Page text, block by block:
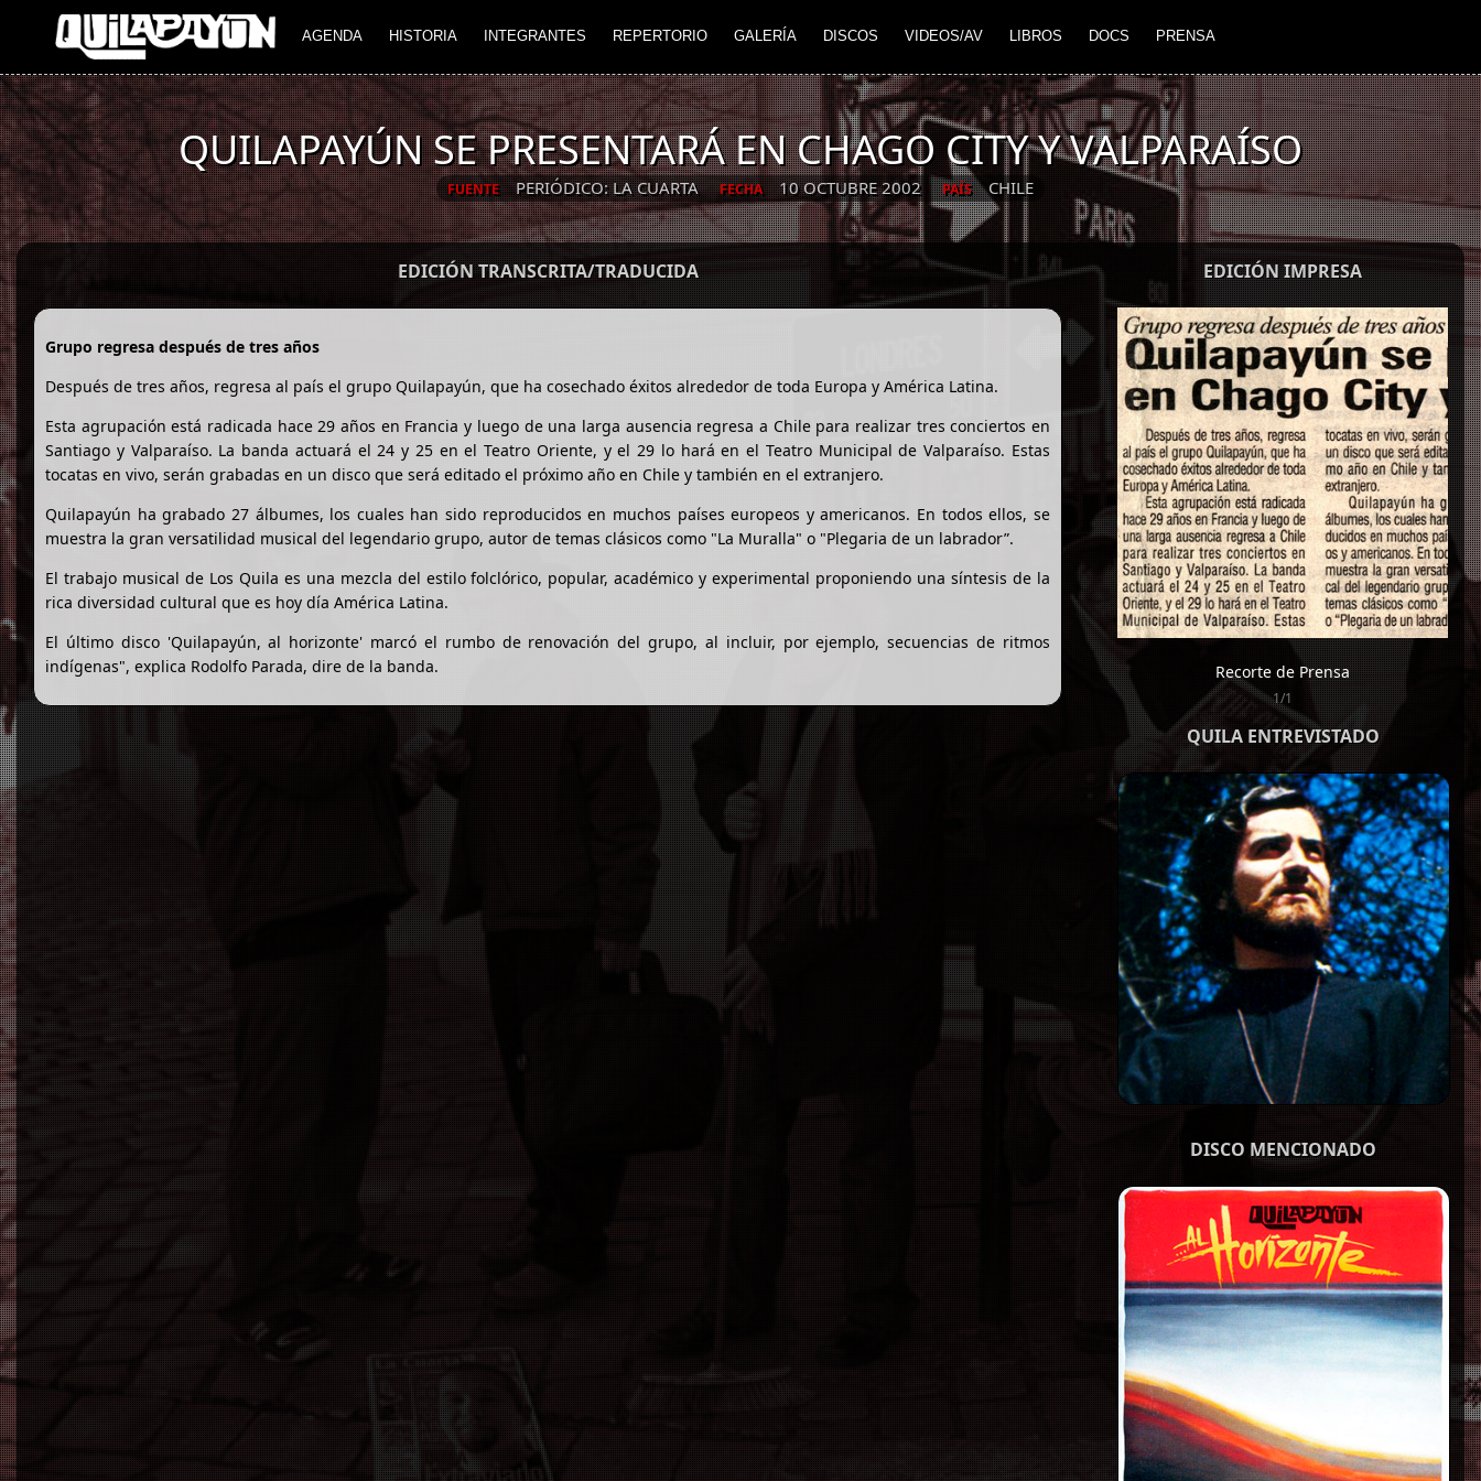
AGENDA HISTORIA INTEGRANTES REPERTORIO GALERÍA DISCOS VIDEOS/AV LIBROS DOCS PRENSA
QUILAPAYÚN SE PRESENTARÁ EN CHAGO CITY Y VALPARAÍSO
FUENTE PERIÓDICO: LA CUARTA FECHA 10 OCTUBRE 2002 PAÍS CHILE
EDICIÓN TRANSCRITA/TRADUCIDA
Grupo regresa después de tres años
Después de tres años, regresa al país el grupo Quilapayún, que ha cosechado éxitos alrededor de toda Europa y América Latina.
Esta agrupación está radicada hace 29 años en Francia y luego de una larga ausencia regresa a Chile para realizar tres conciertos en
Santiago y Valparaíso. La banda actuará el 24 y 25 en el Teatro Oriente, y el 29 lo hará en el Teatro Municipal de Valparaíso. Estas
tocatas en vivo, serán grabadas en un disco que será editado el próximo año en Chile y también en el extranjero.
Quilapayún ha grabado 27 álbumes, los cuales han sido reproducidos en muchos países europeos y americanos. En todos ellos, se
muestra la gran versatilidad musical del legendario grupo, autor de temas clásicos como "La Muralla" o "Plegaria de un labrador”.
El trabajo musical de Los Quila es una mezcla del estilo folclórico, popular, académico y experimental proponiendo una síntesis de la
rica diversidad cultural que es hoy día América Latina.
El último disco 'Quilapayún, al horizonte' marcó el rumbo de renovación del grupo, al incluir, por ejemplo, secuencias de ritmos
indígenas", explica Rodolfo Parada, dire de la banda.
EDICIÓN IMPRESA
Recorte de Prensa
1/1
QUILA ENTREVISTADO
DISCO MENCIONADO